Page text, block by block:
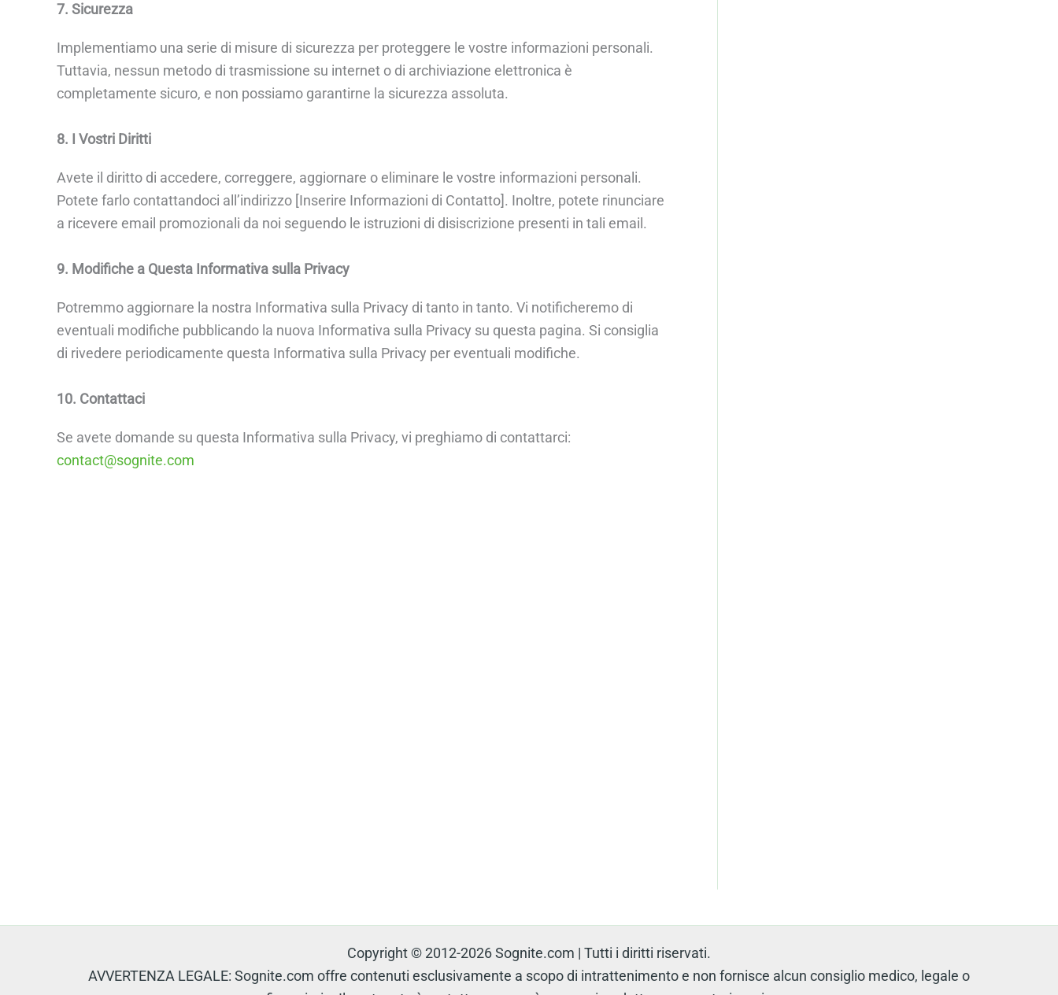
7. Sicurezza
Implementiamo una serie di misure di sicurezza per proteggere le vostre informazioni personali.
Tuttavia, nessun metodo di trasmissione su internet o di archiviazione elettronica è
completamente sicuro, e non possiamo garantirne la sicurezza assoluta.
8. I Vostri Diritti
Avete il diritto di accedere, correggere, aggiornare o eliminare le vostre informazioni personali.
Potete farlo contattandoci all’indirizzo [Inserire Informazioni di Contatto]. Inoltre, potete rinunciare
a ricevere email promozionali da noi seguendo le istruzioni di disiscrizione presenti in tali email.
9. Modifiche a Questa Informativa sulla Privacy
Potremmo aggiornare la nostra Informativa sulla Privacy di tanto in tanto. Vi notificheremo di
eventuali modifiche pubblicando la nuova Informativa sulla Privacy su questa pagina. Si consiglia
di rivedere periodicamente questa Informativa sulla Privacy per eventuali modifiche.
10. Contattaci
Se avete domande su questa Informativa sulla Privacy, vi preghiamo di contattarci:
contact@sognite.com
Copyright © 2012-2026 Sognite.com | Tutti i diritti riservati.
AVVERTENZA LEGALE: Sognite.com offre contenuti esclusivamente a scopo di intrattenimento e non fornisce alcun consiglio medico, legale o